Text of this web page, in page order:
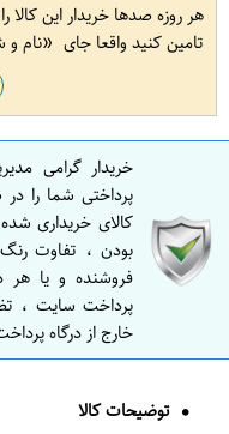
هر روزه صدها خریدار این کالا
تامین کنید واقعا جای
نام و
خریدار گرامی
پرداختی شما را
کالای خریداری
بودن ، تفاوت
فروشنده و یا هر
پرداخت سایت ،
خارج از درگاه
توضیحات کالا